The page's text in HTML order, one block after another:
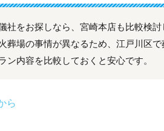
社をお探しなら、宮崎本店も比較検
葬場の事情が異なるため、江戸川区
ン内容を比較しておくと安心です。
ら